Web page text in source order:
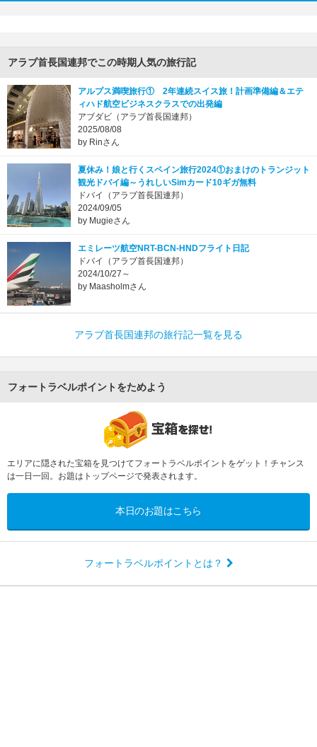
アラブ首長国連邦でこの時期人気の旅行記
アルプス満喫旅行① 2年連続スイス旅！計画準備編＆エテ
ィハド航空ビジネスクラスでの出発編
アブダビ（アラブ首長国連邦）
2025/08/08
by Rinさん
夏休み！娘と行くスペイン旅行2024①おまけのトランジット
観光ドバイ編～うれしいSimカード10ギガ無料
ドバイ（アラブ首長国連邦）
2024/09/05
by Mugieさん
エミレーツ航空NRT-BCN-HNDフライト日記
ドバイ（アラブ首長国連邦）
2024/10/27～
by Maasholmさん
アラブ首長国連邦の旅行記一覧を見る
フォートラベルポイントをためよう
エリアに隠された宝箱を見つけてフォートラベルポイントをゲット！チャンス
は一日一回。お題はトップページで発表されます。
本日のお題はこちら
フォートラベルポイントとは？